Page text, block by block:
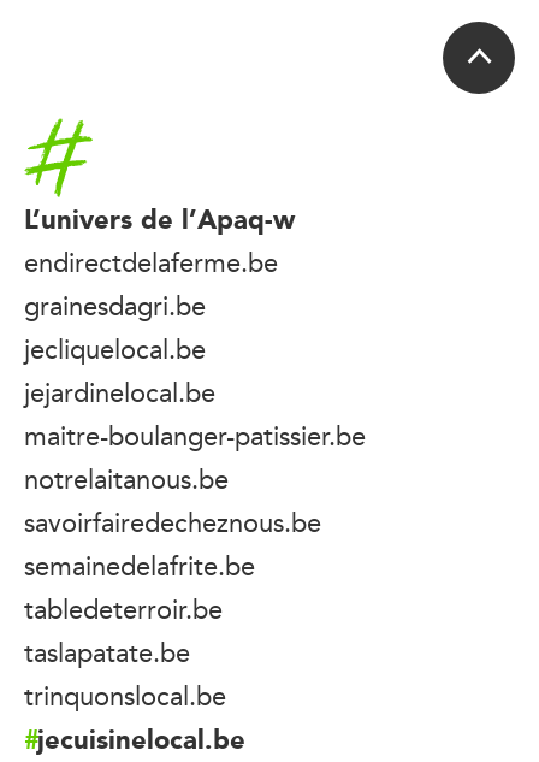
Accueil
L’univers de l’Apaq-w
endirectdelaferme.be
grainesdagri.be
jecliquelocal.be
jejardinelocal.be
maitre-boulanger-patissier.be
notrelaitanous.be
savoirfairedecheznous.be
semainedelafrite.be
tabledeterroir.be
taslapatate.be
trinquonslocal.be
jecuisinelocal.be